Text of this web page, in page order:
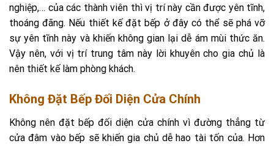
nghiệp,… của các thành viên thì vị trí này cần được yên tĩnh,
thoáng đãng. Nếu thiết kế đặt bếp ở đây có thể sẽ phá vỡ
sự yên tĩnh này và khiến không gian lại dễ ám mùi thức ăn.
Vậy nên, với vị trí trung tâm này lời khuyên cho gia chủ là
nên thiết kế làm phòng khách.
Không Đặt Bếp Đối Diện Cửa Chính
Không nên đặt bếp đối diện cửa chính vì đường thẳng từ
cửa đâm vào bếp sẽ khiến gia chủ dễ hao tài tốn của. Hơn